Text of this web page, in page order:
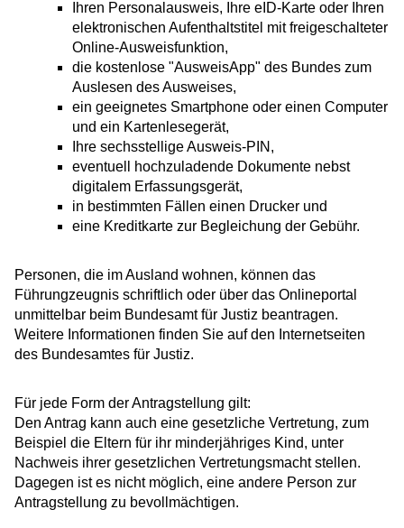
Ihren Personalausweis, Ihre eID-Karte oder Ihren
elektronischen Aufenthaltstitel mit freigeschalteter
Online-Ausweisfunktion,
die kostenlose "AusweisApp" des Bundes zum
Auslesen des Ausweises,
ein geeignetes Smartphone oder einen Computer
und ein Kartenlesegerät,
Ihre sechsstellige Ausweis-PIN,
eventuell hochzuladende Dokumente nebst
digitalem Erfassungsgerät,
in bestimmten Fällen einen Drucker und
eine Kreditkarte zur Begleichung der Gebühr.
Personen, die im Ausland wohnen, können das
Führungzeugnis schriftlich oder über das Onlineportal
unmittelbar beim Bundesamt für Justiz beantragen.
Weitere Informationen finden Sie aufden Internetseiten
des Bundesamtes für Justiz.
Für jede Form der Antragstellung gilt:
Den Antrag kann auch eine gesetzliche Vertretung, zum
Beispiel die Eltern für ihr minderjähriges Kind, unter
Nachweis ihrer gesetzlichen Vertretungsmacht stellen.
Dagegen ist es nicht möglich, eine andere Person zur
Antragstellung zu bevollmächtigen.